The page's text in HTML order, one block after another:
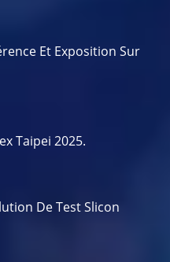
Et Exposition Sur
Taipei 2025.
De Test Slicon